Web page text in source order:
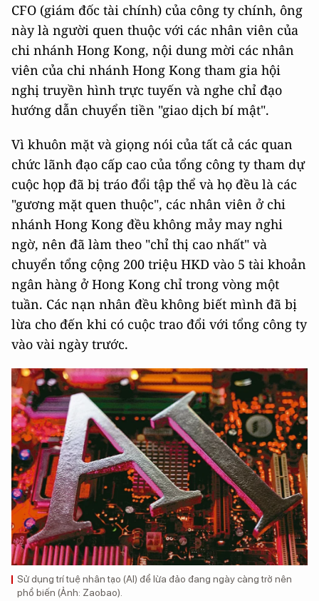
CFO (giám đốc tài chính) của công ty chính, ông
này là người quen thuộc với các nhân viên của
chi nhánh Hong Kong, nội dung mời các nhân
viên của chi nhánh Hong Kong tham gia hội
nghị truyền hình trực tuyến và nghe chỉ đạo
hướng dẫn chuyển tiền "giao dịch bí mật".
Vì khuôn mặt và giọng nói của tất cả các quan
chức lãnh đạo cấp cao của tổng công ty tham dự
cuộc họp đã bị tráo đổi tập thể và họ đều là các
"gương mặt quen thuộc", các nhân viên ở chi
nhánh Hong Kong đều không mảy may nghi
ngờ, nên đã làm theo "chỉ thị cao nhất" và
chuyển tổng cộng 200 triệu HKD vào 5 tài khoản
ngân hàng ở Hong Kong chỉ trong vòng một
tuần. Các nạn nhân đều không biết mình đã bị
lừa cho đến khi có cuộc trao đổi với tổng công ty
vào vài ngày trước.
Sử dụng trí tuệ nhân tạo (AI) để lừa đảo đang ngày càng trở nên
phổ biến (Ảnh: Zaobao).